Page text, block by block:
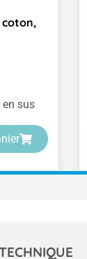
coton,
sus